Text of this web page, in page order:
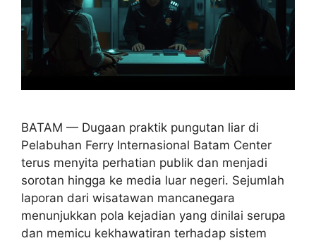
BATAM — Dugaan praktik pungutan liar di
Pelabuhan Ferry Internasional Batam Center
terus menyita perhatian publik dan menjadi
sorotan hingga ke media luar negeri. Sejumlah
laporan dari wisatawan mancanegara
menunjukkan pola kejadian yang dinilai serupa
dan memicu kekhawatiran terhadap sistem